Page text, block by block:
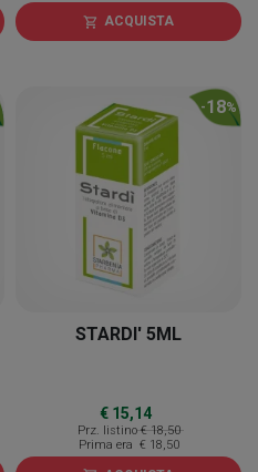
shopping_cart ACQUISTA
-18%
STARDI' 5ML
€ 15,14
Prz. listino € 18,50
Prima era € 18,50